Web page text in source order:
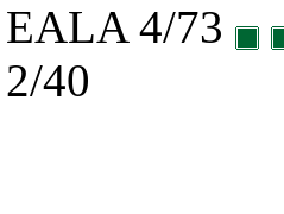
EALA 4/73
2/40